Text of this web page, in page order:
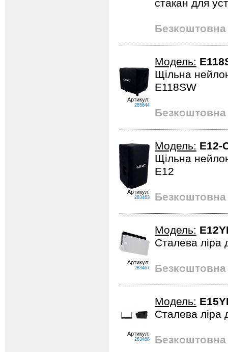
стакан для
Безкоштовна
Артикул:
285644
Модель:
Щільна
E118SW
Безкоштовна
Артикул:
283463
Модель: E12-
Щільна
E12
Безкоштовна
Артикул:
283467
Модель:
Сталева ліра
Безкоштовна
Артикул:
283468
Модель:
Сталева ліра
Безкоштовна